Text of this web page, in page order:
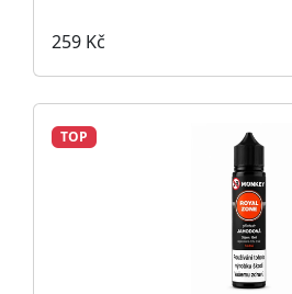
259 Kč
TOP